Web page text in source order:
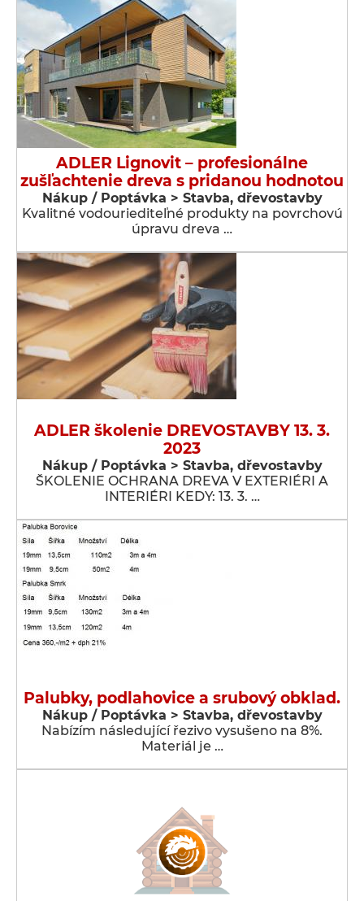
ADLER Lignovit – profesionálne
zušľachtenie dreva s pridanou hodnotou
Nákup / Poptávka > Stavba, dřevostavby
Kvalitné vodouriediteľné produkty na povrchovú
úpravu dreva …
ADLER školenie DREVOSTAVBY 13. 3.
2023
Nákup / Poptávka > Stavba, dřevostavby
ŠKOLENIE OCHRANA DREVA V EXTERIÉRI A
INTERIÉRI KEDY: 13. 3. …
Palubky, podlahovice a srubový obklad.
Nákup / Poptávka > Stavba, dřevostavby
Nabízím následující řezivo vysušeno na 8%.
Materiál je …